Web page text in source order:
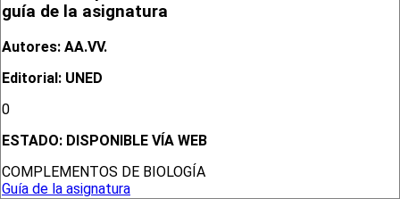
guía de la asignatura
Autores: AA.VV.
Editorial: UNED
0
ESTADO: DISPONIBLE VÍA WEB
COMPLEMENTOS DE BIOLOGÍA
Guía de la asignatura